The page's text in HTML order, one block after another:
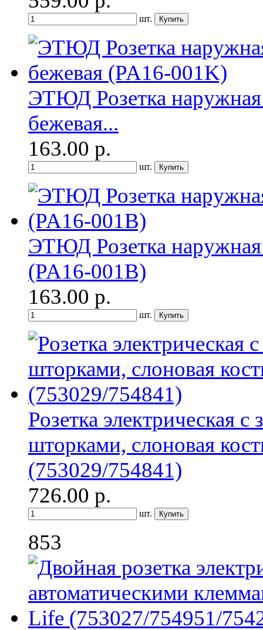
шт.
ЭТЮД Розетка наружная
бежевая...
163.00 р.
шт.
ЭТЮД Розетка наружная
(PA16-001B)
163.00 р.
шт.
Розетка электрическая
шторками, слоновая
(753029/754841)
726.00 р.
шт.
853